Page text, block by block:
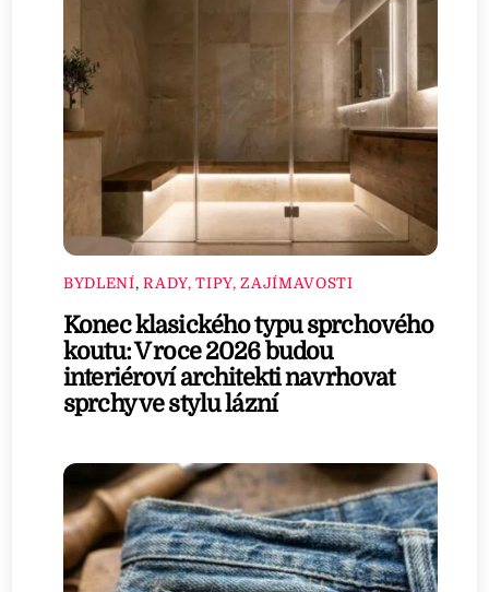
BYDLENÍ,RADY, TIPY, ZAJÍMAVOSTI
Konec klasického typu sprchového
koutu: V roce 2026 budou
interiéroví architekti navrhovat
sprchy ve stylu lázní